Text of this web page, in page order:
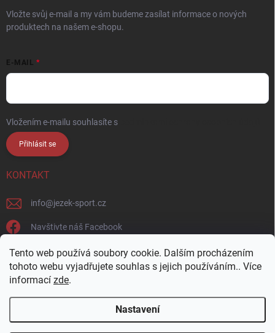
Tento web používá soubory cookie. Dalším procházením
tohoto webu vyjadřujete souhlas s jejich používáním.. Více
informací zde.
Nastavení
Vložte svůj e-mail a my vám budeme zasílat informace o nových
produktech na našem e-shopu.
E-MAIL
Vložením e-mailu souhlasíte s
Přihlásit se
KONTAKT
info@jezek-sport.cz
Navštivte náš Facebook
jezek_sport_np/